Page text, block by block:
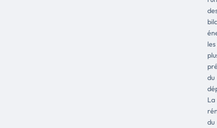
les
du
La
du